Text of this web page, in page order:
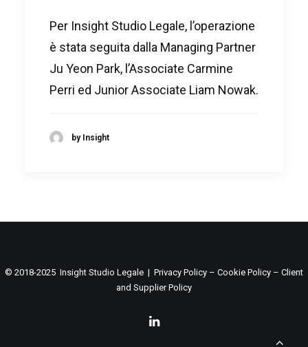
Per Insight Studio Legale, l’operazione
è stata seguita dalla Managing Partner
Ju Yeon Park, l’Associate Carmine
Perri ed Junior Associate Liam Nowak.
by Insight
© 2018-2025 Insight Studio Legale | Privacy Policy – Cookie Policy – Client
and Supplier Policy